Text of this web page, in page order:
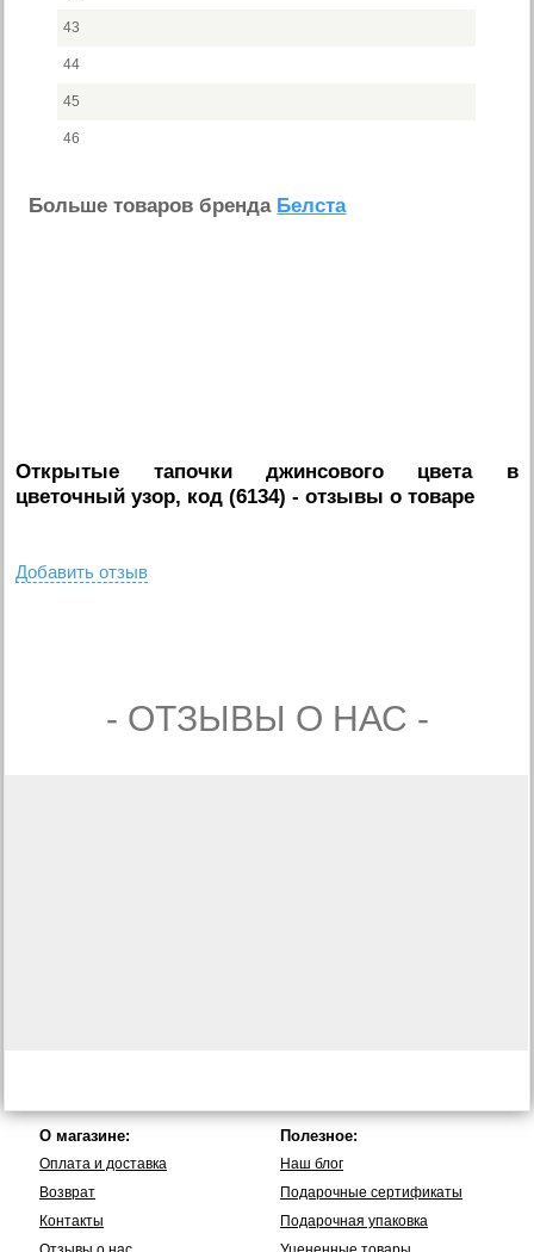
43
44
45
46
Больше товаров бренда Белста
Открытые тапочки джинсового цвета в
цветочный узор, код (6134) - отзывы о товаре
Добавить отзыв
- ОТЗЫВЫ О НАС -
О магазине:
Оплата и доставка
Возврат
Контакты
Полезное:
Наш блог
Подарочные сертификаты
Подарочная упаковка